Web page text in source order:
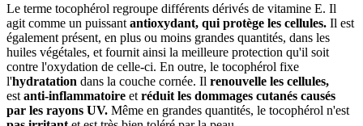
Le terme tocophérol regroupe différents dérivés de vitamine E. Il
agit comme un puissant antioxydant, qui protège les cellules. Il est
également présent, en plus ou moins grandes quantités, dans les
huiles végétales, et fournit ainsi la meilleure protection qu'il soit
contre l'oxydation de celle-ci. En outre, le tocophérol fixe
l'hydratation dans la couche cornée. Il renouvelle les cellules,
est anti-inflammatoire et réduit les dommages cutanés causés
par les rayons UV. Même en grandes quantités, le tocophérol n'est